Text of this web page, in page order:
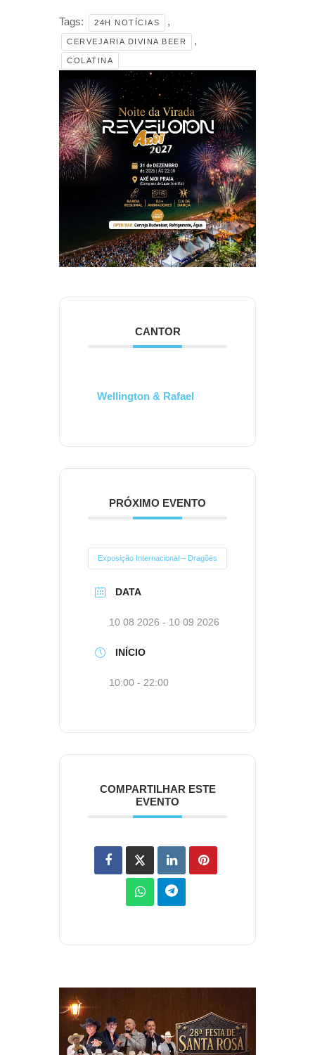
Tags: 24H NOTÍCIAS ,
CERVEJARIA DIVINA BEER ,
COLATINA
CANTOR
Wellington & Rafael
PRÓXIMO EVENTO
Exposição Internacional – Dragões
DATA
10 08 2026 - 10 09 2026
INÍCIO
10:00 - 22:00
COMPARTILHAR ESTE
EVENTO